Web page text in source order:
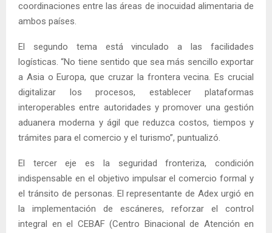
coordinaciones entre las áreas de inocuidad alimentaria de
ambos países.
El segundo tema está vinculado a las facilidades
logísticas. “No tiene sentido que sea más sencillo exportar
a Asia o Europa, que cruzar la frontera vecina. Es crucial
digitalizar los procesos, establecer plataformas
interoperables entre autoridades y promover una gestión
aduanera moderna y ágil que reduzca costos, tiempos y
trámites para el comercio y el turismo”, puntualizó.
El tercer eje es la seguridad fronteriza, condición
indispensable en el objetivo impulsar el comercio formal y
el tránsito de personas. El representante de Adex urgió en
la implementación de escáneres, reforzar el control
integral en el CEBAF (Centro Binacional de Atención en